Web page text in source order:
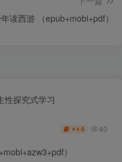
读西游 （epub+mobi+pdf）
性探究式学习
￥4.9 40
）